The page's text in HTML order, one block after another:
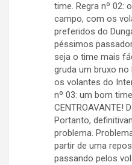
time. Regra nº 02:
campo, com os
preferidos do
péssimos
seja o time mais
gruda um bruxo no
os volantes do
nº 03: um bom
CENTROAVANTE!
Portanto,
problema.
partir de uma
passando pelos